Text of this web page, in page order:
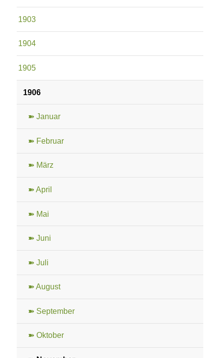
1903
1904
1905
1906
➽ Januar
➽ Februar
➽ März
➽ April
➽ Mai
➽ Juni
➽ Juli
➽ August
➽ September
➽ Oktober